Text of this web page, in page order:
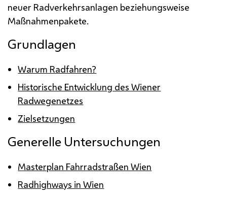
neuer Radverkehrsanlagen beziehungsweise
Maßnahmenpakete.
Grundlagen
Warum Radfahren?
Historische Entwicklung des Wiener
Radwegenetzes
Zielsetzungen
Generelle Untersuchungen
Masterplan Fahrradstraßen Wien
Radhighways in Wien